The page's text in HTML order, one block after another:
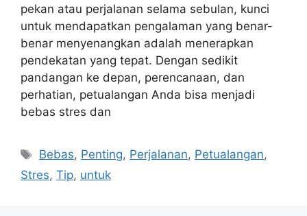
pekan atau perjalanan selama sebulan, kunci
untuk mendapatkan pengalaman yang benar-
benar menyenangkan adalah menerapkan
pendekatan yang tepat. Dengan sedikit
pandangan ke depan, perencanaan, dan
perhatian, petualangan Anda bisa menjadi
bebas stres dan
Tags
Bebas, Penting, Perjalanan, Petualangan,
Stres, Tip, untuk